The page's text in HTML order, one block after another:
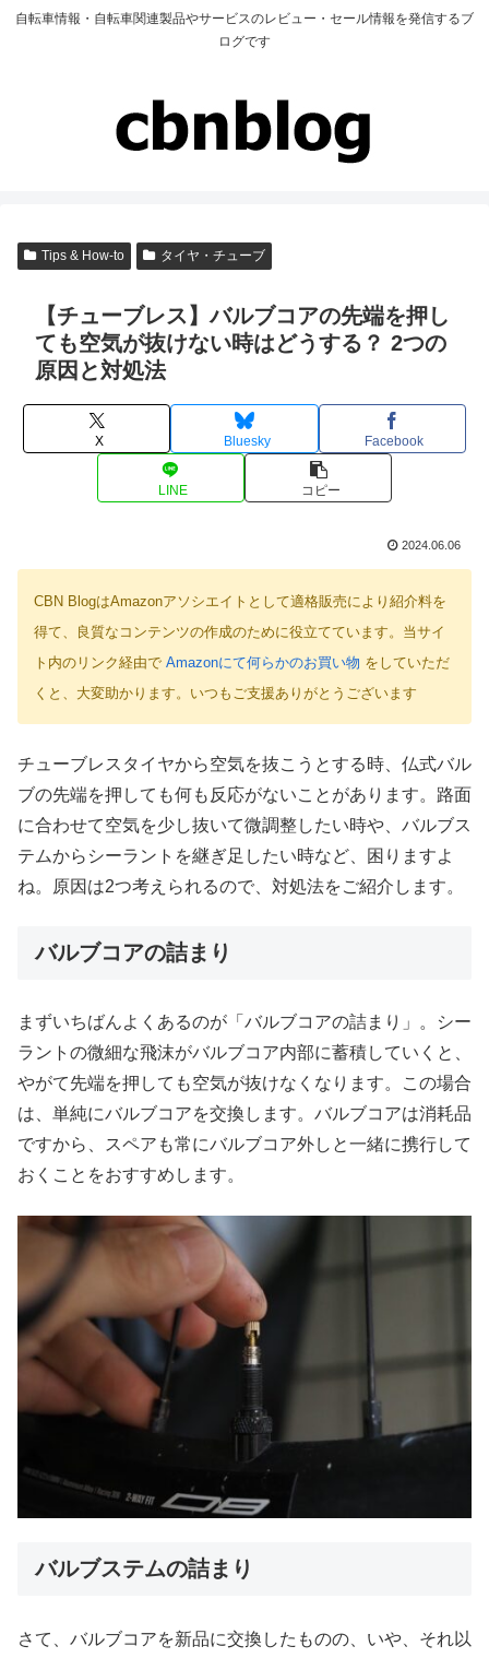
自転車情報・自転車関連製品やサービスのレビュー・セール情報を発信するブ
ログです
Tips & How-to タイヤ・チューブ
【チューブレス】バルブコアの先端を押し
ても空気が抜けない時はどうする？ 2つの
原因と対処法
X Bluesky Facebook
LINE コピー
2024.06.06
CBN BlogはAmazonアソシエイトとして適格販売により紹介料を
得て、良質なコンテンツの作成のために役立てています。当サイ
ト内のリンク経由で Amazonにて何らかのお買い物 をしていただ
くと、大変助かります。いつもご支援ありがとうございます
チューブレスタイヤから空気を抜こうとする時、仏式バル
ブの先端を押しても何も反応がないことがあります。路面
に合わせて空気を少し抜いて微調整したい時や、バルブス
テムからシーラントを継ぎ足したい時など、困りますよ
ね。原因は2つ考えられるので、対処法をご紹介します。
バルブコアの詰まり
まずいちばんよくあるのが「バルブコアの詰まり」。シー
ラントの微細な飛沫がバルブコア内部に蓄積していくと、
やがて先端を押しても空気が抜けなくなります。この場合
は、単純にバルブコアを交換します。バルブコアは消耗品
ですから、スペアも常にバルブコア外しと一緒に携行して
おくことをおすすめします。
バルブステムの詰まり
さて、バルブコアを新品に交換したものの、いや、それ以